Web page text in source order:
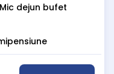
dejun bufet